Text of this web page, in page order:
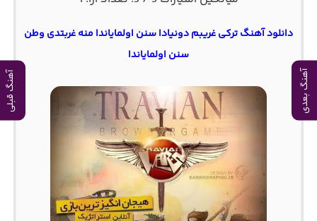
آهنگ بعدی آهنگ قبلی
دانلود آهنگ ترکی غریبم دونیادا سنن اولمایاندا منه غربتدی وطن
سنن اولمایاندا